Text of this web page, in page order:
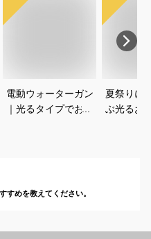
電動ウォーターガン
｜光るタイプでおす
夏祭りに
ぶ光るお
すめを教えてください。